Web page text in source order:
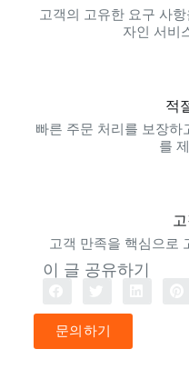
고객의 고유한 요구 사
자인 서비
적
빠른 주문 처리를 보장하
를
고객 만족을 핵심으로
이 글 공유하기
문의하기